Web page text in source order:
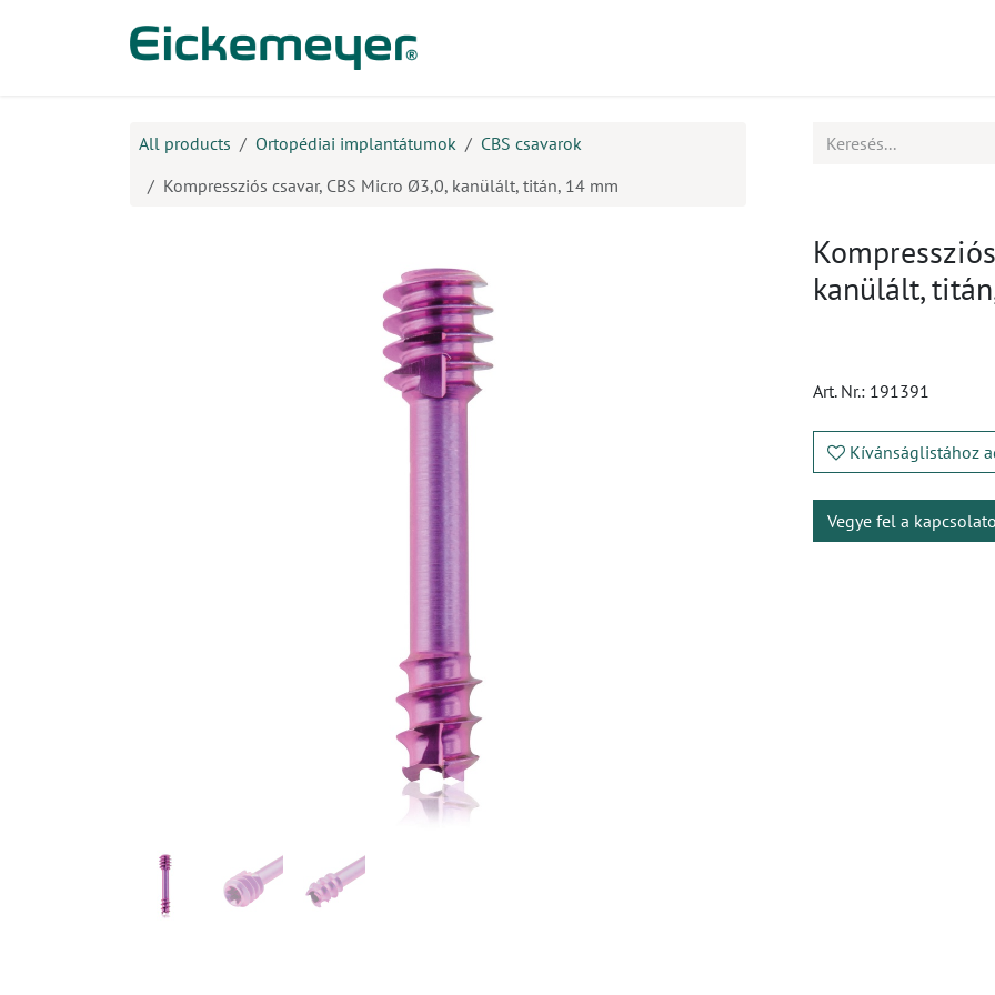
All products Ortopédiai implantátumok
CBS csavarok
Kompressziós csavar, CBS Micro Ø3,0, kanülált, titán, 14 mm
kanülált,
Art. Nr.: 191391
Kívánságlistához
Vegye fel a